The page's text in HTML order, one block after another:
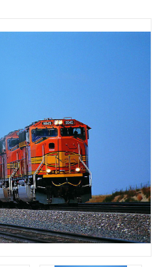
蒙古乌兰巴